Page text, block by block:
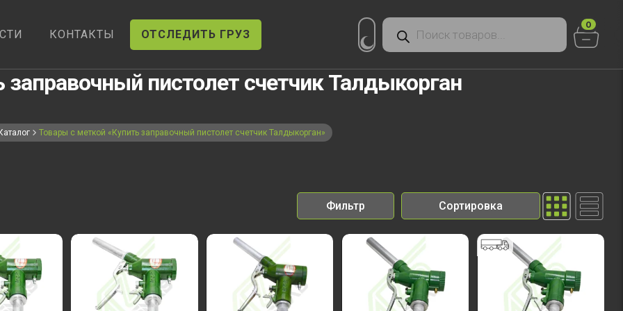
КОНТАКТЫ ОТСЛЕДИТЬ ГРУЗ
Поиск
товаров
0
заправочный пистолет счетчик Талдыкорган
Каталог Товары с меткой «Купить заправочный пистолет счетчик Талдыкорган»
Фильтр Сортировка